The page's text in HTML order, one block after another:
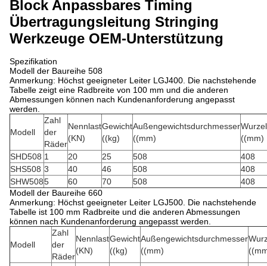
Block Anpassbares Timing
Übertragungsleitung Stringing
Werkzeuge OEM-Unterstützung
Spezifikation
Modell der Baureihe 508
Anmerkung: Höchst geeigneter Leiter LGJ400. Die nachstehende
Tabelle zeigt eine Radbreite von 100 mm und die anderen
Abmessungen können nach Kundenanforderung angepasst
werden.
Modell
Zahl
der
Räder
Nennlast
(KN)
Gewicht
((kg)
Außengewichtsdurchmesser
((mm)
((mm)
SHD508 1 20 25 508
408
SHS508 3 40 46 508
408
SHW5085 60 70 508
408
Modell der Baureihe 660
Anmerkung: Höchst geeigneter Leiter LGJ500. Die nachstehende
Tabelle ist 100 mm Radbreite und die anderen Abmessungen
können nach Kundenanforderung angepasst werden.
Modell
Zahl
der
Räder
Nennlast
(KN)
Gewicht
((kg)
Außengewichtsdurchmesser
((mm)